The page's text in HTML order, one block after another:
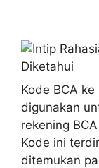
Kode BCA
digunakan
rekening
Kode ini
ditemukan